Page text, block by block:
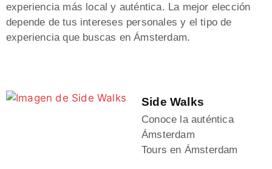
experiencia más local y auténtica. La mejor elección
depende de tus intereses personales y el tipo de
experiencia que buscas en Ámsterdam.
Side Walks
Conoce la auténtica
Ámsterdam
Tours en Ámsterdam